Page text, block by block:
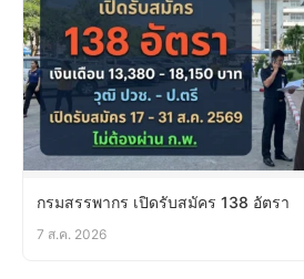
กรมสรรพากร เปิดรับสมัคร 138 อัตรา
7 ส.ค. 2026